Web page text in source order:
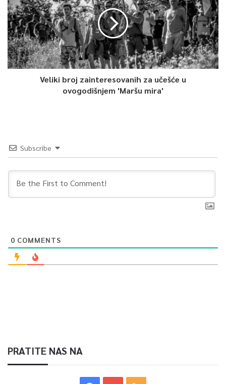
da podrži ovaj projekat i ponudi nešto ljudima koji dolaze, da
im pokaže historiju ovog grada i države”, pojasnio je
Radovanović.
Direktorica Muzeja Sarajeva Alma Leka izjavila je da je Muzej
danas otvoren za sve posjetitelje jer se obilježava dan koji je
značajan ne samo za Muzej nego i za Sarajevo.
predstavlja cjelinu od pet objekata koji pripadaju Muzeju.
mjestu, ovo je historijska lokacija”, kazala je Leka.
Podsjetila je da je zbog koronavirusa bio i manji broj turista.
Sarajevo i ovo je idealna prilika da na ovako simboličan način
obilježimo početak turističke sezone”, dodala je Leka.
Veliki broj zainteresovanih za učešće u
ovogodišnjem 'Maršu mira'
Subscribe
0 COMMENTS
PRATITE NAS NA